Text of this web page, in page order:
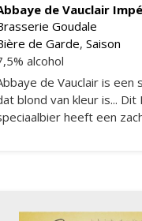
de Vauclair
Goudale
de Garde, Saison
alcohol
de Vauclair is een
blond van kleur is... Dit
heeft een